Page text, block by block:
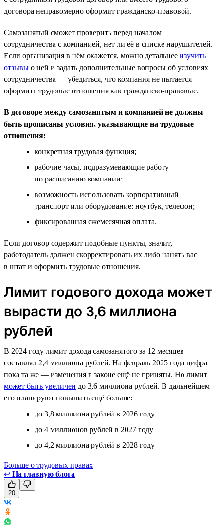
договора неправомерно оформит гражданско-правовой.
Самозанятый сможет проверить перед началом
сотрудничества с компанией, нет ли её в списке нарушителей.
Если организация в нём окажется, можно детальнее изучить
отзывы о ней и задать дополнительные вопросы об условиях
сотрудничества — убедиться, что компания не пытается
оформить трудовые отношения как гражданско-правовые.
В договоре между самозанятым и компанией не должны
быть прописаны условия, указывающие на трудовые
отношения:
конкретная трудовая функция;
рабочие часы, подразумевающие работу
по расписанию компании;
возможность использовать корпоративный
транспорт или оборудование: ноутбук, телефон;
фиксированная ежемесячная оплата.
Если договор содержит подобные пункты, значит,
работодатель должен скорректировать их либо нанять вас
в штат и оформить трудовые отношения.
Лимит годового дохода может
вырасти до 3,6 миллиона
рублей
В 2024 году лимит дохода самозанятого за 12 месяцев
составлял 2,4 миллиона рублей. На февраль 2025 года цифра
пока та же — изменения в законе ещё не приняты. Но лимит
может быть увеличен до 3,6 миллиона рублей. В дальнейшем
его планируют повышать ещё больше:
до 3,8 миллиона рублей в 2026 году
до 4 миллионов рублей в 2027 году
до 4,2 миллиона рублей в 2028 году
Больше о трудовых правах
↩ На главную блога
20